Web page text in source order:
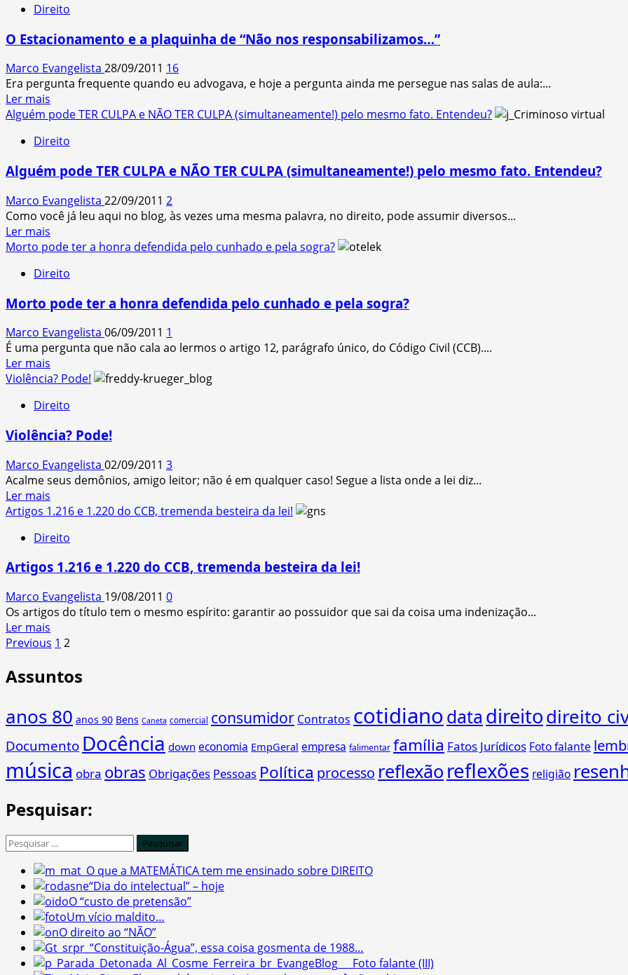
O
e
“fato
do
produto”
no
CDC
Direito
O Estacionamento e a plaquinha de “Não nos responsabilizamos…”
Marco Evangelista 28/09/2011 16
Era pergunta frequente quando eu advogava, e hoje a pergunta ainda me persegue nas salas de aula:...
Ler mais
more
O
e
plaquinha
de
“Não
nos
responsabilizamos…”
Alguém pode TER CULPA e NÃO TER CULPA (simultaneamente!) pelo mesmo fato. Entendeu?
Direito
Alguém pode TER CULPA e NÃO TER CULPA (simultaneamente!) pelo mesmo fato. Entendeu?
Marco Evangelista 22/09/2011 2
Como você já leu aqui no blog, às vezes uma mesma palavra, no direito, pode assumir diversos...
Ler mais
more
Alguém
TER
e
NÃO
TER
CULPA
(simultaneamente!)
pelo
mesmo
fato.
Entendeu?
Morto pode ter a honra defendida pelo cunhado e pela sogra?
Direito
Morto pode ter a honra defendida pelo cunhado e pela sogra?
Marco Evangelista 06/09/2011 1
É uma pergunta que não cala ao lermos o artigo 12, parágrafo único, do Código Civil (CCB)....
Ler mais
more
Morto
ter
honra
defendida
pelo
cunhado
e
pela
sogra?
Violência? Pode!
Direito
Violência? Pode!
Marco Evangelista 02/09/2011 3
Acalme seus demônios, amigo leitor; não é em qualquer caso! Segue a lista onde a lei diz...
Ler mais
more
Violência?
Artigos 1.216 e 1.220 do CCB, tremenda besteira da lei!
Direito
Artigos 1.216 e 1.220 do CCB, tremenda besteira da lei!
Marco Evangelista 19/08/2011 0
Os artigos do título tem o mesmo espírito: garantir ao possuidor que sai da coisa uma indenização...
Ler mais
more
Artigos
1.220
CCB,
tremenda
besteira
lei!
Paginação
de
Previous 1 2
Assuntos
anos 80 anos 90 Bens Caneta comercial consumidor Contratos cotidianodata direitodireito
Documento Docência down economia EmpGeral empresa falimentar família Fatos Jurídicos Foto falante
música obra obras Obrigações Pessoas Política processo reflexão reflexões religião
Pesquisar:
Pesquisar
O que a MATEMÁTICA tem me ensinado sobre DIREITO
“Dia do intelectual” – hoje
O “custo de pretensão”
Um vício maldito…
O direito ao “NÃO”
“Constituição-Água”, essa coisa gosmenta de 1988…
Foto falante (III)